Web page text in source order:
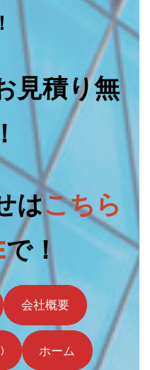
見積り無
はこちら
で！
会社概要
ホーム